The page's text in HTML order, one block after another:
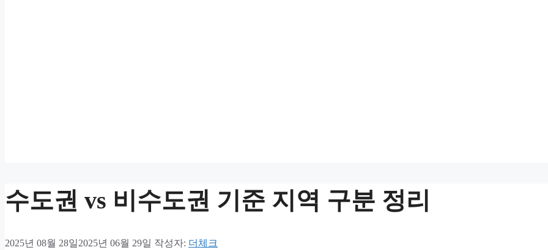
수도권 vs 비수도권 기준 지역 구분 정리
2025년 08월 28일2025년 06월 29일 작성자: 더체크